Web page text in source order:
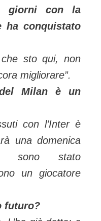
giorni con la
ha conquistato
sto qui, non
migliorare”.
Milan è un
con l’Inter è
una domenica
sono stato
un giocatore
futuro?